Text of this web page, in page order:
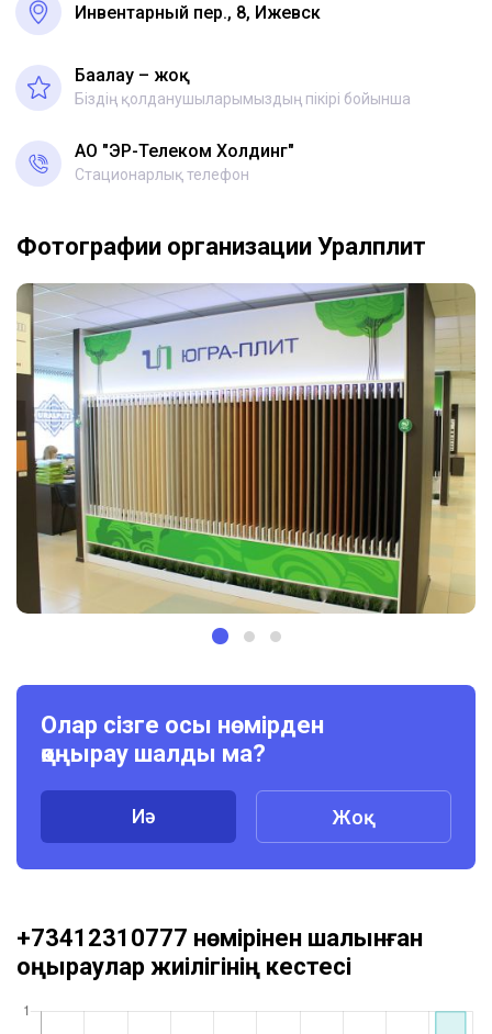
Инвентарный пер., 8, Ижевск
Бағалау – жоқ
Біздің қолданушыларымыздың пікірі бойынша
АО "ЭР-Телеком Холдинг"
Стационарлық телефон
Фотографии организации Уралплит
Олар сізге осы нөмірден
қоңырау шалды ма?
Иә Жоқ
+73412310777 нөмірінен шалынған
қоңыраулар жиілігінің кестесі